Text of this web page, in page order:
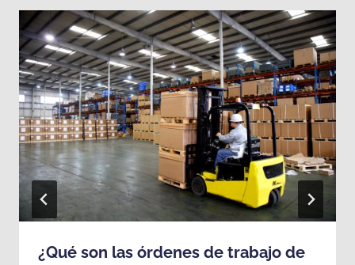
¿Qué son las órdenes de trabajo de